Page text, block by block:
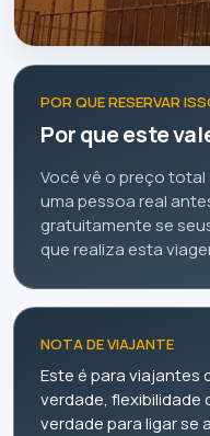
POR QUE RESERVAR
Por que este
Você vê o preço
uma pessoa real
gratuitamente se
que realiza esta
NOTA DE VIAJANTE
Este é para viajantes
verdade, flexibilidade
verdade para ligar se